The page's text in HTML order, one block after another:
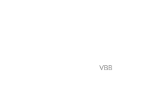
VBB